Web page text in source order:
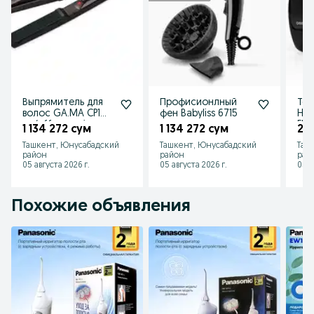
Выпрямитель для
волос GA.MA CP1
on/off ceramic.
1 134 272 сум
Ташкент, Юнусабадский
район
05 августа 2026 г.
Профисионлный
фен Babyliss 6715
1 134 272 сум
Ташкент, Юнусабадский
район
05 августа 2026 г.
ELITE BP
2
05
Похожие объявления